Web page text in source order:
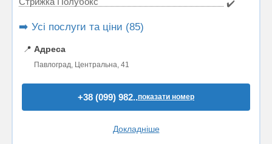
✔️
➡️ Усі послуги та ціни (85)
📍 Адреса
Павлоград, Центральна, 41
+38 (099) 982..показати номер
Докладніше